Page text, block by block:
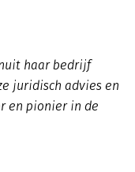
haar bedrijf
juridisch advies en
en pionier in de